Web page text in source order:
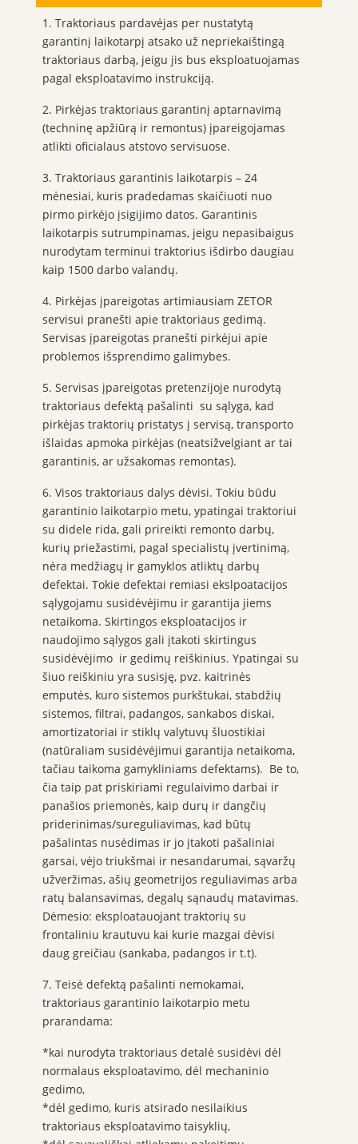
1. Traktoriaus pardavėjas per nustatytą
garantinį laikotarpį atsako už nepriekaištingą
traktoriaus darbą, jeigu jis bus eksploatuojamas
pagal eksploatavimo instrukciją.
2. Pirkėjas traktoriaus garantinį aptarnavimą
(techninę apžiūrą ir remontus) įpareigojamas
atlikti oficialaus atstovo servisuose.
3. Traktoriaus garantinis laikotarpis – 24
mėnesiai, kuris pradedamas skaičiuoti nuo
pirmo pirkėjo įsigijimo datos. Garantinis
laikotarpis sutrumpinamas, jeigu nepasibaigus
nurodytam terminui traktorius išdirbo daugiau
kaip 1500 darbo valandų.
4. Pirkėjas įpareigotas artimiausiam ZETOR
servisui pranešti apie traktoriaus gedimą.
Servisas įpareigotas pranešti pirkėjui apie
problemos išsprendimo galimybes.
5. Servisas įpareigotas pretenzijoje nurodytą
traktoriaus defektą pašalinti su sąlyga, kad
pirkėjas traktorių pristatys į servisą, transporto
išlaidas apmoka pirkėjas (neatsižvelgiant ar tai
garantinis, ar užsakomas remontas).
6. Visos traktoriaus dalys dėvisi. Tokiu būdu
garantinio laikotarpio metu, ypatingai traktoriui
su didele rida, gali prireikti remonto darbų,
kurių priežastimi, pagal specialistų įvertinimą,
nėra medžiagų ir gamyklos atliktų darbų
defektai. Tokie defektai remiasi ekslpoatacijos
sąlygojamu susidėvėjimu ir garantija jiems
netaikoma. Skirtingos eksploatacijos ir
naudojimo sąlygos gali įtakoti skirtingus
susidėvėjimo ir gedimų reiškinius. Ypatingai su
šiuo reiškiniu yra susisję, pvz. kaitrinės
emputės, kuro sistemos purkštukai, stabdžių
sistemos, filtrai, padangos, sankabos diskai,
amortizatoriai ir stiklų valytuvų šluostikiai
(natūraliam susidėvėjimui garantija netaikoma,
tačiau taikoma gamykliniams defektams). Be to,
čia taip pat priskiriami regulaivimo darbai ir
panašios priemonės, kaip durų ir dangčių
priderinimas/sureguliavimas, kad būtų
pašalintas nusėdimas ir jo įtakoti pašaliniai
garsai, vėjo triukšmai ir nesandarumai, sąvaržų
užveržimas, ašių geometrijos reguliavimas arba
ratų balansavimas, degalų sąnaudų matavimas.
Dėmesio: eksploatauojant traktorių su
frontaliniu krautuvu kai kurie mazgai dėvisi
daug greičiau (sankaba, padangos ir t.t).
7. Teisė defektą pašalinti nemokamai,
traktoriaus garantinio laikotarpio metu
prarandama:
*kai nurodyta traktoriaus detalė susidėvi dėl
normalaus eksploatavimo, dėl mechaninio
gedimo,
*dėl gedimo, kuris atsirado nesilaikius
traktoriaus eksploatavimo taisyklių,